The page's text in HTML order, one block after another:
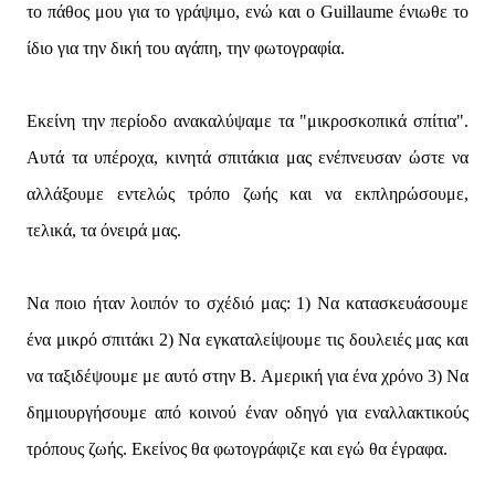
το πάθος μου για το γράψιμο, ενώ και ο Guillaume ένιωθε το
ίδιο για την δική του αγάπη, την φωτογραφία.
Εκείνη την περίοδο ανακαλύψαμε τα "μικροσκοπικά σπίτια".
Αυτά τα υπέροχα, κινητά σπιτάκια μας ενέπνευσαν ώστε να
αλλάξουμε εντελώς τρόπο ζωής και να εκπληρώσουμε,
τελικά, τα όνειρά μας.
Να ποιο ήταν λοιπόν το σχέδιό μας: 1) Να κατασκευάσουμε
ένα μικρό σπιτάκι 2) Να εγκαταλείψουμε τις δουλειές μας και
να ταξιδέψουμε με αυτό στην Β. Αμερική για ένα χρόνο 3) Να
δημιουργήσουμε από κοινού έναν οδηγό για εναλλακτικούς
τρόπους ζωής. Εκείνος θα φωτογράφιζε και εγώ θα έγραφα.